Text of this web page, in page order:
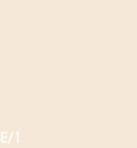
1